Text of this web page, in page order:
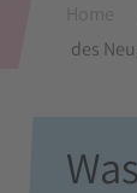
des